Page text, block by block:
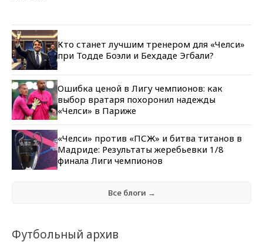
Кто станет лучшим тренером для «Челси»
при Тодде Боэли и Бехдаде Эгбали?
Ошибка ценой в Лигу чемпионов: как
выбор вратаря похоронил надежды
«Челси» в Париже
«Челси» против «ПСЖ» и битва титанов в
Мадриде: Результаты жеребьевки 1/8
финала Лиги чемпионов
Все блоги →
Футбольный архив